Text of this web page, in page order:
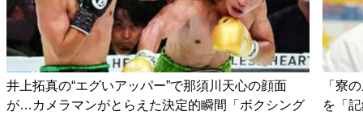
井上拓真の“エグいアッパー”で那須川天心の顔面
が…カメラマンがとらえた決定的瞬間「ボクシング
「寮
を「